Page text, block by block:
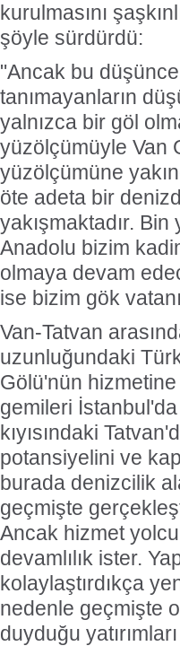
kurulmasını
şöyle sürdürdü:
"Ancak bu
tanımayanların
yalnızca bir göl
yüzölçümüyle Van
yüzölçümüne
öte adeta bir
yakışmaktadır.
Anadolu bizim
olmaya devam
ise bizim gök
Van-Tatvan
uzunluğundaki
Gölü'nün hizmetine
gemileri
kıyısındaki
potansiyelini ve
burada denizcilik
geçmişte
Ancak hizmet
devamlılık ister.
kolaylaştırdıkça
nedenle geçmişte
duyduğu